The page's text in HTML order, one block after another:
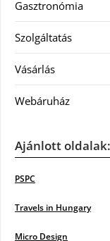
Gasztronómia
Szolgáltatás
Vásárlás
Webáruház
Ajánlott oldalak:
PSPC
Travels in Hungary
Micro Design